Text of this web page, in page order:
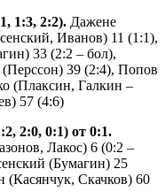
1:3, 2:2). Дажене
Иванов) 11 (1:1),
33 (2:2 – бол),
39 (2:4), Попов
(Плаксин, Галкин –
57 (4:6)
2:0, 0:1) от 0:1.
Лакос) 6 (0:2 –
(Бумагин) 25
Скачков) 60